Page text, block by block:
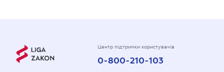
Центр підтримки користувачів
0-800-210-103